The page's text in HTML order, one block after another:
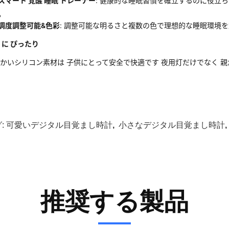
度調整可能&色彩: 調整可能な明るさと複数の色で理想的な睡眠環境
ぴったり
いシリコン素材は 子供にとって安全で快適です 夜用灯だけでなく
: 可愛いデジタル目覚まし時計, 小さなデジタル目覚まし時計
推奨する製品